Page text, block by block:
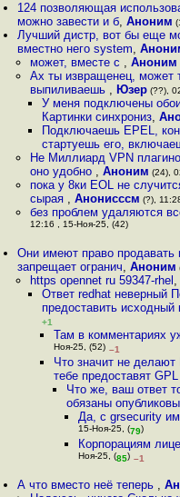
124 позволяющая
можно завести и б,Аноним
Лучший дистр, вот бы еще
вместно него system,
может, вместе с , Аноним
Ах ты извращенец, может
выпиливаешь , Юзер(??),
У меня подключены
Картинки синхрониз,
Подключаешь EPEL,
стартуешь его,
Не Миллиард VPN
оно удобно , Аноним (24),
пока у 8ки EOL не
сырая , Анонисссм (?),
без проблем удаляются
12:16 , 15-Ноя-25, (42)
Они имеют право продавать
запрещает огранич,Аноним
https opennet ru 59347-rhel ,
Ответ redhat неверный
предоставить исходный
+1
Там в комментариях
Ноя-25, (52) –1
Что значит не
тебе предоставят
Что же, ваш ответ
обязаны
Да, с grsecurity
15-Ноя-25, (79)
Корпорациям
Ноя-25, (85) –1
А что вместо неё теперь ,